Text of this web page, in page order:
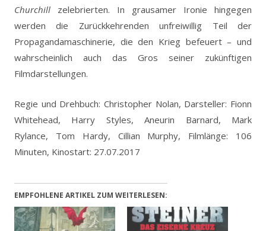
Churchill zelebrierten. In grausamer Ironie hingegen
werden die Zurückkehrenden unfreiwillig Teil der
Propagandamaschinerie, die den Krieg befeuert – und
wahrscheinlich auch das Gros seiner zukünftigen
Filmdarstellungen.
Regie und Drehbuch: Christopher Nolan, Darsteller: Fionn
Whitehead, Harry Styles, Aneurin Barnard, Mark
Rylance, Tom Hardy, Cillian Murphy, Filmlänge: 106
Minuten, Kinostart: 27.07.2017
EMPFOHLENE ARTIKEL ZUM WEITERLESEN: